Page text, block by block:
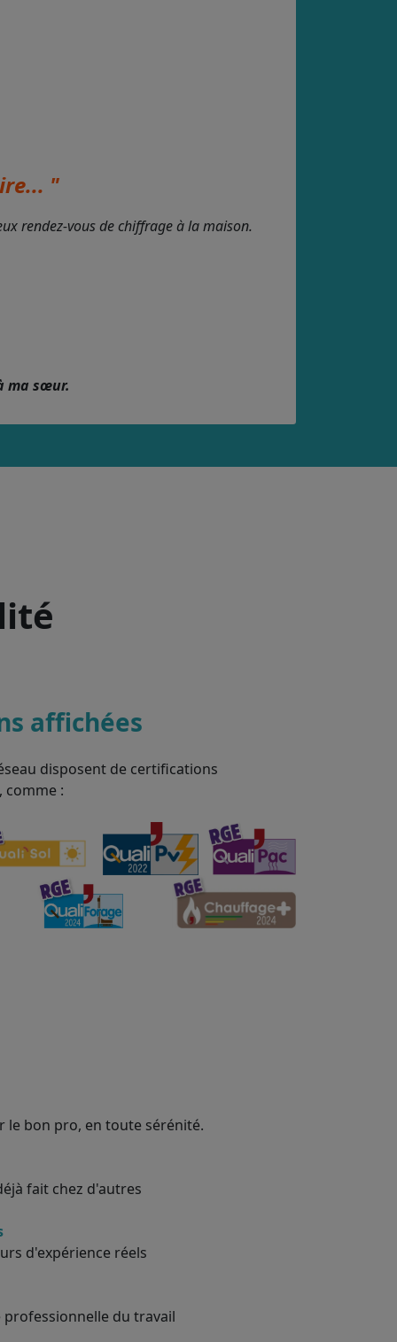
"
rendez-vous de chiffrage à la maison.
ma sœur.
affichées
disposent de certifications
comme :
le bon pro, en toute sérénité.
fait chez d'autres
d'expérience réels
du travail